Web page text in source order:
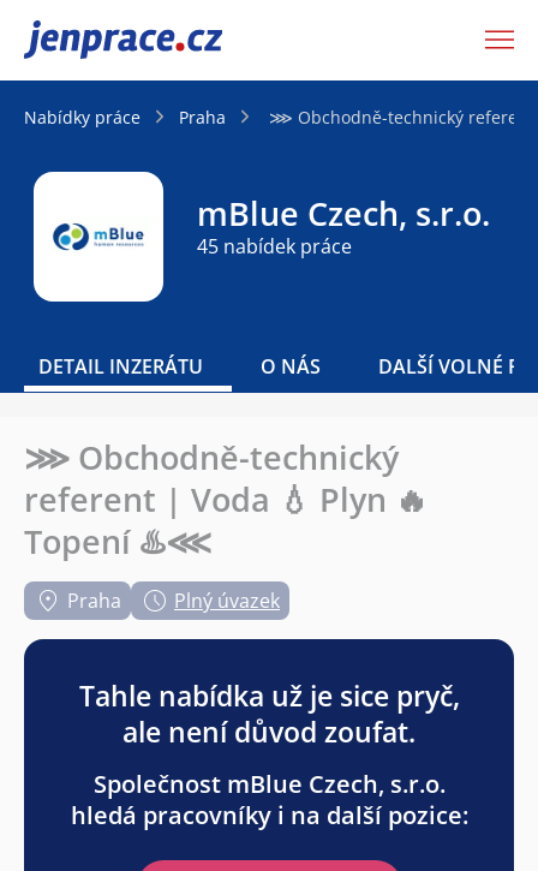
JenPráce.cz
Nabídky práce Praha ⋙ Obchodně-technický
mBlue Czech, s.r.o.
45 nabídek práce
DETAIL INZERÁTU O NÁS DALŠÍ VOLNÉ
⋙ Obchodně-technický
referent | Voda 💧 Plyn 🔥
Topení ♨️⋘
Praha Plný úvazek
Tahle nabídka už je sice pryč,
ale není důvod zoufat.
Společnost mBlue Czech, s.r.o.
hledá pracovníky i na další pozice: